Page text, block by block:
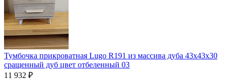
Тумбочка прикроватная Lugo R191 из массива дуба 43х43х30
сращенный дуб цвет отбеленный 03
11 932 ₽